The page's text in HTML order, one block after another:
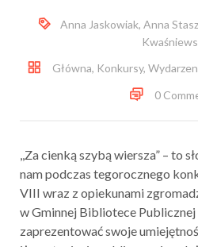
Anna Jaskowiak, Anna
Główna, Konkursy,
0
,,Za cienką szybą wiersza” – to
nam podczas tegorocznego
VIII wraz z opiekunami
w Gminnej Bibliotece Publicznej
zaprezentować swoje